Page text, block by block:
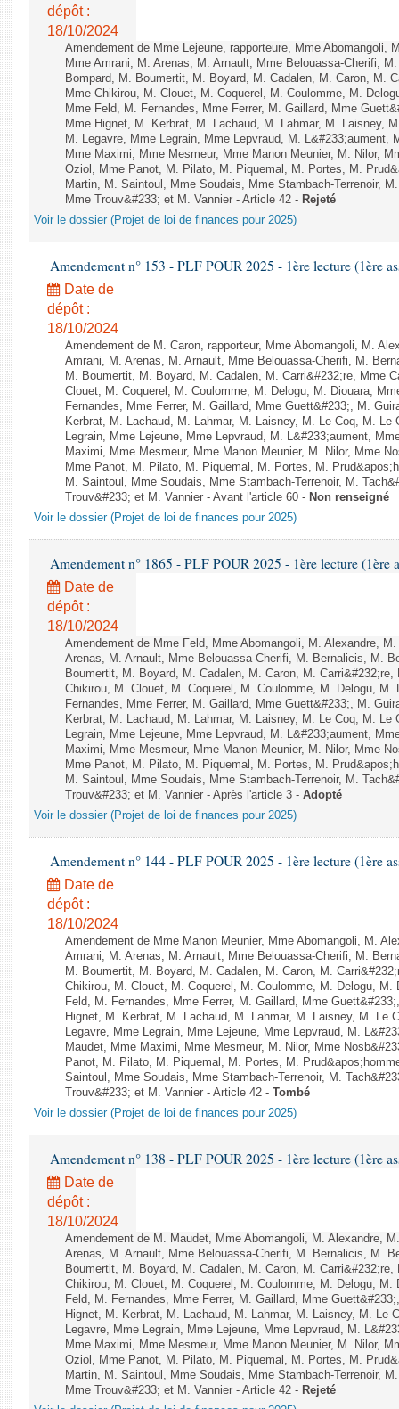
dépôt :
18/10/2024
Amendement de Mme Lejeune, rapporteure, Mme Abomangoli,
Mme Amrani, M. Arenas, M. Arnault, Mme Belouassa-Cherifi,
Bompard, M. Boumertit, M. Boyard, M. Cadalen, M. Caron, M.
Mme Chikirou, M. Clouet, M. Coquerel, M. Coulomme, M.
Mme Feld, M. Fernandes, Mme Ferrer, M. Gaillard, Mme
Mme Hignet, M. Kerbrat, M. Lachaud, M. Lahmar, M. Laisney,
M. Legavre, Mme Legrain, Mme Lepvraud, M. L&#233;aument,
Mme Maximi, Mme Mesmeur, Mme Manon Meunier, M. Nilor,
Oziol, Mme Panot, M. Pilato, M. Piquemal, M. Portes, M.
Martin, M. Saintoul, Mme Soudais, Mme Stambach-Terrenoir,
Mme Trouv&#233; et M. Vannier - Article 42 - Rejeté
Voir le dossier (Projet de loi de finances pour 2025)
Amendement n° 153 - PLF POUR 2025 - 1ère lecture (1ère
Date de
dépôt :
18/10/2024
Amendement de M. Caron, rapporteur, Mme Abomangoli, M.
Amrani, M. Arenas, M. Arnault, Mme Belouassa-Cherifi, M.
M. Boumertit, M. Boyard, M. Cadalen, M. Carri&#232;re, Mme
Clouet, M. Coquerel, M. Coulomme, M. Delogu, M. Diouara,
Fernandes, Mme Ferrer, M. Gaillard, Mme Guett&#233;, M.
Kerbrat, M. Lachaud, M. Lahmar, M. Laisney, M. Le Coq, M. Le
Legrain, Mme Lejeune, Mme Lepvraud, M. L&#233;aument,
Maximi, Mme Mesmeur, Mme Manon Meunier, M. Nilor, Mme
Mme Panot, M. Pilato, M. Piquemal, M. Portes, M.
M. Saintoul, Mme Soudais, Mme Stambach-Terrenoir, M.
Trouv&#233; et M. Vannier - Avant l'article 60 - Non renseigné
Voir le dossier (Projet de loi de finances pour 2025)
Amendement n° 1865 - PLF POUR 2025 - 1ère lecture (1ère
Date de
dépôt :
18/10/2024
Amendement de Mme Feld, Mme Abomangoli, M. Alexandre,
Arenas, M. Arnault, Mme Belouassa-Cherifi, M. Bernalicis, M.
Boumertit, M. Boyard, M. Cadalen, M. Caron, M.
Chikirou, M. Clouet, M. Coquerel, M. Coulomme, M. Delogu, M.
Fernandes, Mme Ferrer, M. Gaillard, Mme Guett&#233;, M.
Kerbrat, M. Lachaud, M. Lahmar, M. Laisney, M. Le Coq, M. Le
Legrain, Mme Lejeune, Mme Lepvraud, M. L&#233;aument,
Maximi, Mme Mesmeur, Mme Manon Meunier, M. Nilor, Mme
Mme Panot, M. Pilato, M. Piquemal, M. Portes, M.
M. Saintoul, Mme Soudais, Mme Stambach-Terrenoir, M.
Trouv&#233; et M. Vannier - Après l'article 3 - Adopté
Voir le dossier (Projet de loi de finances pour 2025)
Amendement n° 144 - PLF POUR 2025 - 1ère lecture (1ère
Date de
dépôt :
18/10/2024
Amendement de Mme Manon Meunier, Mme Abomangoli, M.
Amrani, M. Arenas, M. Arnault, Mme Belouassa-Cherifi, M.
M. Boumertit, M. Boyard, M. Cadalen, M. Caron, M.
Chikirou, M. Clouet, M. Coquerel, M. Coulomme, M. Delogu, M.
Feld, M. Fernandes, Mme Ferrer, M. Gaillard, Mme
Hignet, M. Kerbrat, M. Lachaud, M. Lahmar, M. Laisney, M. Le
Legavre, Mme Legrain, Mme Lejeune, Mme Lepvraud, M.
Maudet, Mme Maximi, Mme Mesmeur, M. Nilor, Mme
Panot, M. Pilato, M. Piquemal, M. Portes, M.
Saintoul, Mme Soudais, Mme Stambach-Terrenoir, M.
Trouv&#233; et M. Vannier - Article 42 - Tombé
Voir le dossier (Projet de loi de finances pour 2025)
Amendement n° 138 - PLF POUR 2025 - 1ère lecture (1ère
Date de
dépôt :
18/10/2024
Amendement de M. Maudet, Mme Abomangoli, M. Alexandre,
Arenas, M. Arnault, Mme Belouassa-Cherifi, M. Bernalicis, M.
Boumertit, M. Boyard, M. Cadalen, M. Caron, M.
Chikirou, M. Clouet, M. Coquerel, M. Coulomme, M. Delogu, M.
Feld, M. Fernandes, Mme Ferrer, M. Gaillard, Mme
Hignet, M. Kerbrat, M. Lachaud, M. Lahmar, M. Laisney, M. Le
Legavre, Mme Legrain, Mme Lejeune, Mme Lepvraud, M.
Mme Maximi, Mme Mesmeur, Mme Manon Meunier, M. Nilor,
Oziol, Mme Panot, M. Pilato, M. Piquemal, M. Portes, M.
Martin, M. Saintoul, Mme Soudais, Mme Stambach-Terrenoir,
Mme Trouv&#233; et M. Vannier - Article 42 - Rejeté